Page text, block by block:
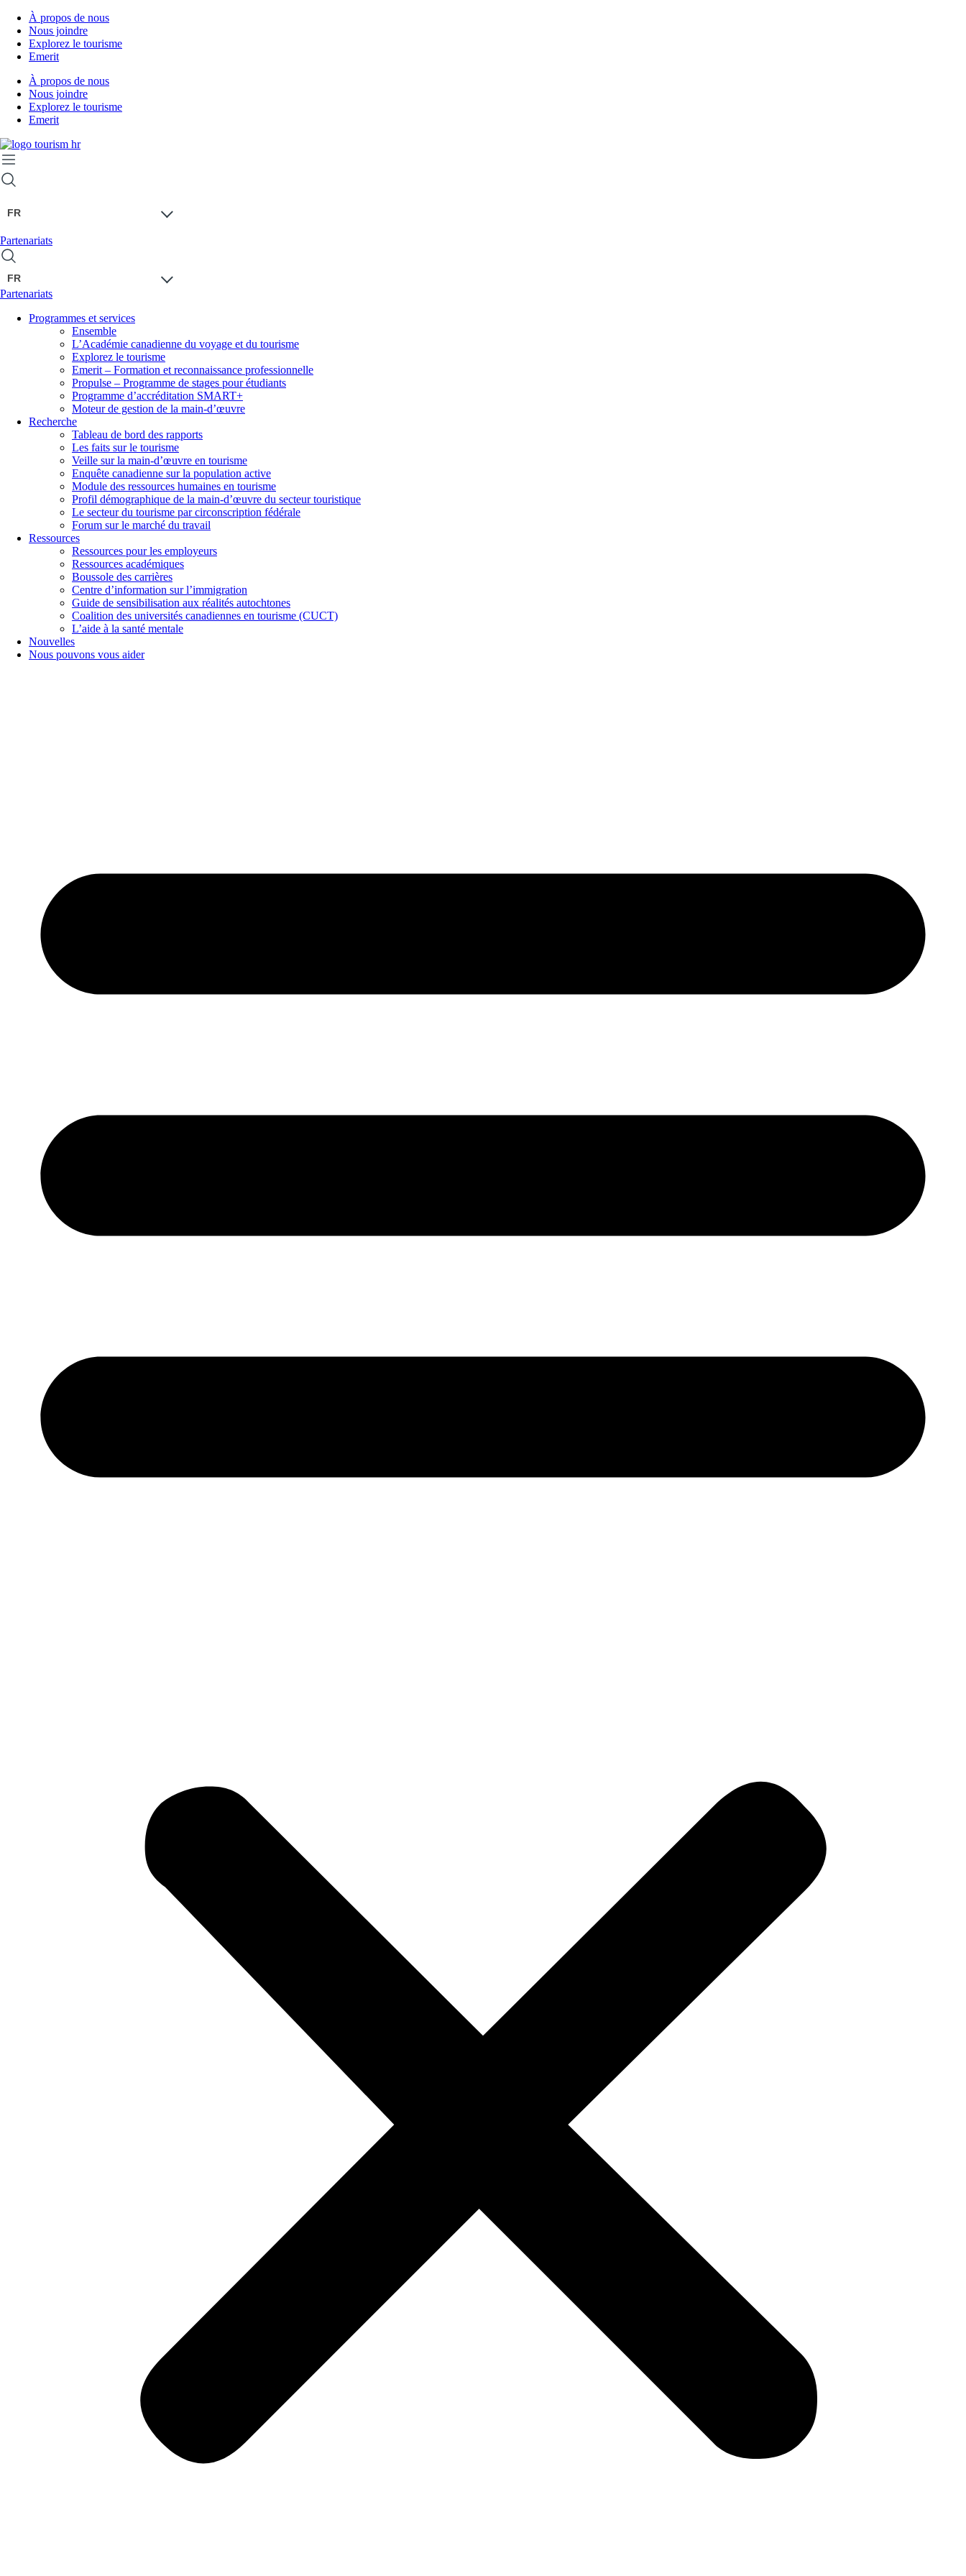
À propos de nous
Nous joindre
Explorez le tourisme
Emerit
À propos de nous
Nous joindre
Explorez le tourisme
Emerit
FR
Partenariats
FR
Partenariats
Programmes et services
Ensemble
L’Académie canadienne du voyage et du tourisme
Explorez le tourisme
Emerit – Formation et reconnaissance professionnelle
Propulse – Programme de stages pour étudiants
Programme d’accréditation SMART+
Moteur de gestion de la main-d’œuvre
Recherche
Tableau de bord des rapports
Les faits sur le tourisme
Veille sur la main-d’œuvre en tourisme
Enquête canadienne sur la population active
Module des ressources humaines en tourisme
Profil démographique de la main-d’œuvre du secteur touristique
Le secteur du tourisme par circonscription fédérale
Forum sur le marché du travail
Ressources
Ressources pour les employeurs
Ressources académiques
Boussole des carrières
Centre d’information sur l’immigration
Guide de sensibilisation aux réalités autochtones
Coalition des universités canadiennes en tourisme (CUCT)
L’aide à la santé mentale
Nouvelles
Nous pouvons vous aider